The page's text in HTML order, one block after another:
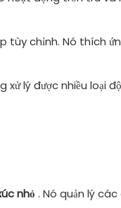
tùy chỉnh. Nó thích
lý được nhiều loại
nhỏ . Nó quản lý